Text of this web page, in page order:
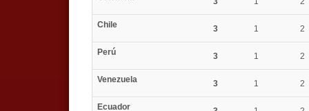
Chile 3 1 2
Perú 3 1 2
Venezuela 3 1 2
Ecuador